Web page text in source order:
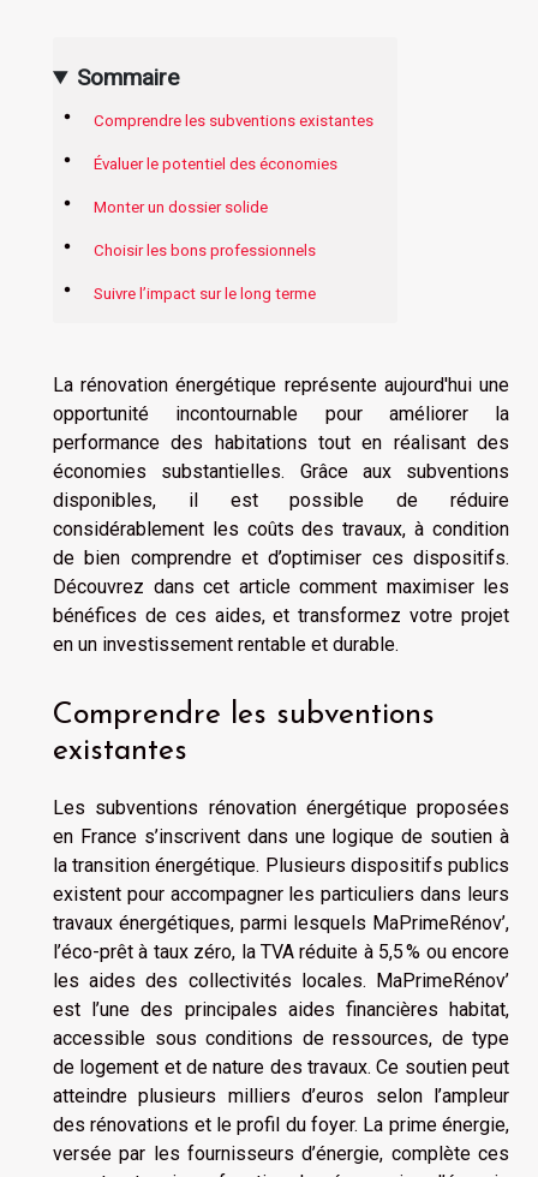
Sommaire
Comprendre les subventions existantes
Évaluer le potentiel des économies
Monter un dossier solide
Choisir les bons professionnels
Suivre l’impact sur le long terme
La rénovation énergétique représente aujourd'hui une
opportunité incontournable pour améliorer la
performance des habitations tout en réalisant des
économies substantielles. Grâce aux subventions
disponibles, il est possible de réduire
considérablement les coûts des travaux, à condition
de bien comprendre et d’optimiser ces dispositifs.
Découvrez dans cet article comment maximiser les
bénéfices de ces aides, et transformez votre projet
en un investissement rentable et durable.
Comprendre les subventions
existantes
Les subventions rénovation énergétique proposées
en France s’inscrivent dans une logique de soutien à
la transition énergétique. Plusieurs dispositifs publics
existent pour accompagner les particuliers dans leurs
travaux énergétiques, parmi lesquels MaPrimeRénov’,
l’éco-prêt à taux zéro, la TVA réduite à 5,5 % ou encore
les aides des collectivités locales. MaPrimeRénov’
est l’une des principales aides financières habitat,
accessible sous conditions de ressources, de type
de logement et de nature des travaux. Ce soutien peut
atteindre plusieurs milliers d’euros selon l’ampleur
des rénovations et le profil du foyer. La prime énergie,
versée par les fournisseurs d’énergie, complète ces